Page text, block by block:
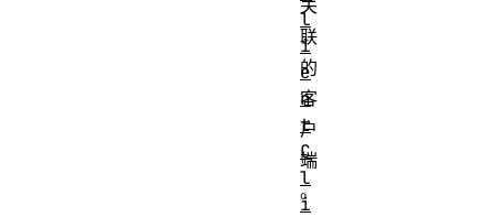
关
联
的
客
户
端
。
l
i
e
n
t
C
l
i